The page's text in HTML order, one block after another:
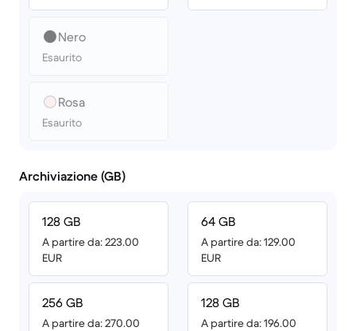
Nero
Esaurito
Rosa
Esaurito
Archiviazione (GB)
128 GB
A partire da: 223.00
EUR
256 GB
A partire da: 270.00
64 GB
A partire da: 129.00
EUR
128 GB
A partire da: 196.00